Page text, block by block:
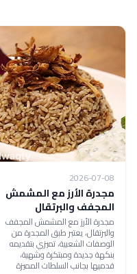
2026-07-08
مجدرة الأرز مع المشمش
المجفف والبرتقال
مجدرة الأرز مع المشمش المجفف
والبرتقال، يعتبر طبق المجدرة من
الوصفات الشعبية، تميزي بتقديمه
بنكهة جديدة ومبتكرة وشهية،
قدميها بجانب السلطات المميزة